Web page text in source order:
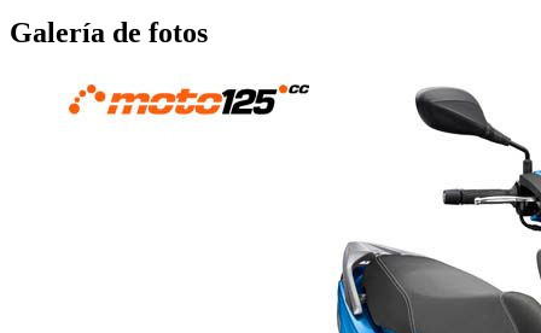
Galería de fotos